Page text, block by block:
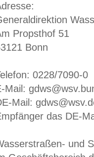
Propsthof 51
Bonn
0228/7090-0
Mail:
Mail:
das DE-
und